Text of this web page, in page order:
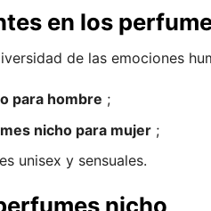
en los
de las emociones
para hombre ;
nicho para mujer;
unisex y sensuales.
nicho